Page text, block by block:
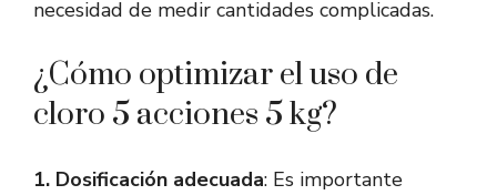
necesidad de medir cantidades complicadas.
¿Cómo optimizar el uso de
cloro 5 acciones 5 kg?
1. Dosificación adecuada: Es importante